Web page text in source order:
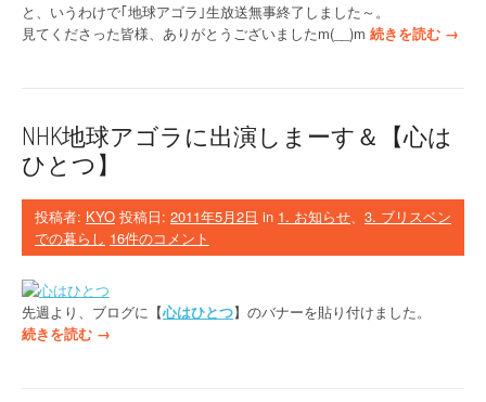
と、いうわけで｢地球アゴラ｣生放送無事終了しました～。
見てくださった皆様、ありがとうございましたm(__)m 続きを読む “
ラ
終
了
→
NHK地球アゴラに出演しまーす＆【心は
ひとつ】
投稿者: KYO 投稿日: 2011年5月2日 in 1. お知らせ、 3. ブリスベン
での暮らし 16件のコメント
先週より、ブログに【心はひとつ】のバナーを貼り付けました。
続きを読む “
→